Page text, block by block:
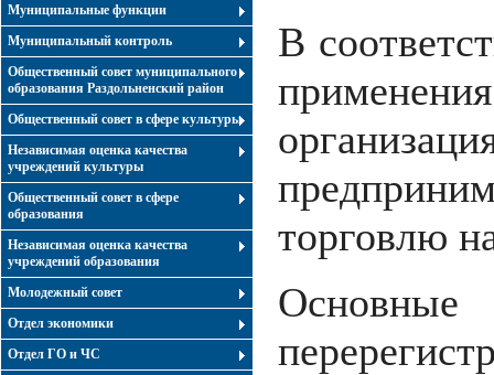
Муниципальные функции
Муниципальный контроль
Общественный совет муниципального
образования Раздольненский район
Общественный совет в сфере культуры
Независимая оценка качества
учреждений культуры
Общественный совет в сфере
образования
Независимая оценка качества
учреждений образования
Молодежный совет
Отдел экономики
Отдел ГО и ЧС
В
торговлю
Основные